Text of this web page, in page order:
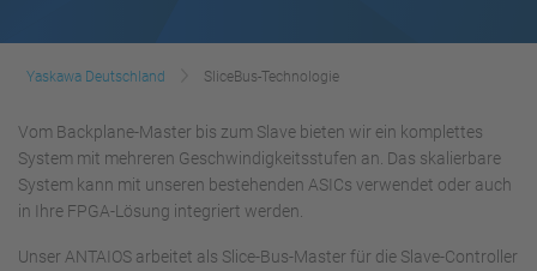
Yaskawa Deutschland SliceBus-Technologie
Vom Backplane-Master bis zum Slave bieten wir ein komplettes
System mit mehreren Geschwindigkeitsstufen an. Das skalierbare
System kann mit unseren bestehenden ASICs verwendet oder auch
in Ihre FPGA-Lösung integriert werden.
Unser ANTAIOS arbeitet als Slice-Bus-Master für die Slave-Controller